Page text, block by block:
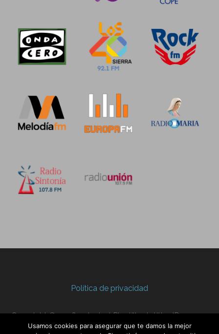
Política de privacidad
Copyright © 2026 — Lyrical Plantilla de WordPress por
GoDaddy
Usamos cookies para asegurar que te damos la mejor